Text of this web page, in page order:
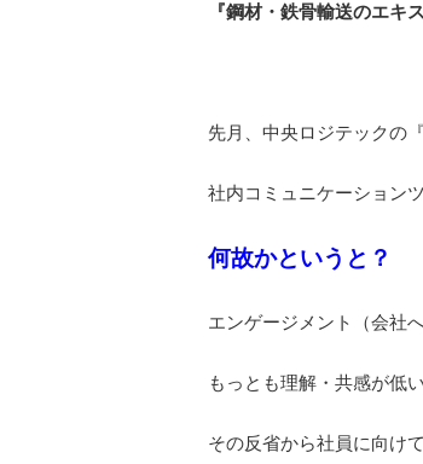
『鋼材・鉄骨輸送のエキ
先月、中央ロジテックの
社内コミュニケーション
何故かというと？
エンゲージメント（会社
もっとも理解・共感が低
その反省から社員に向け